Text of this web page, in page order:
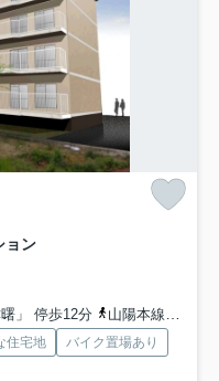
ョン
」 停歩12分
山陽本線「明石」駅 徒歩38分
住宅地
バイク置場あり